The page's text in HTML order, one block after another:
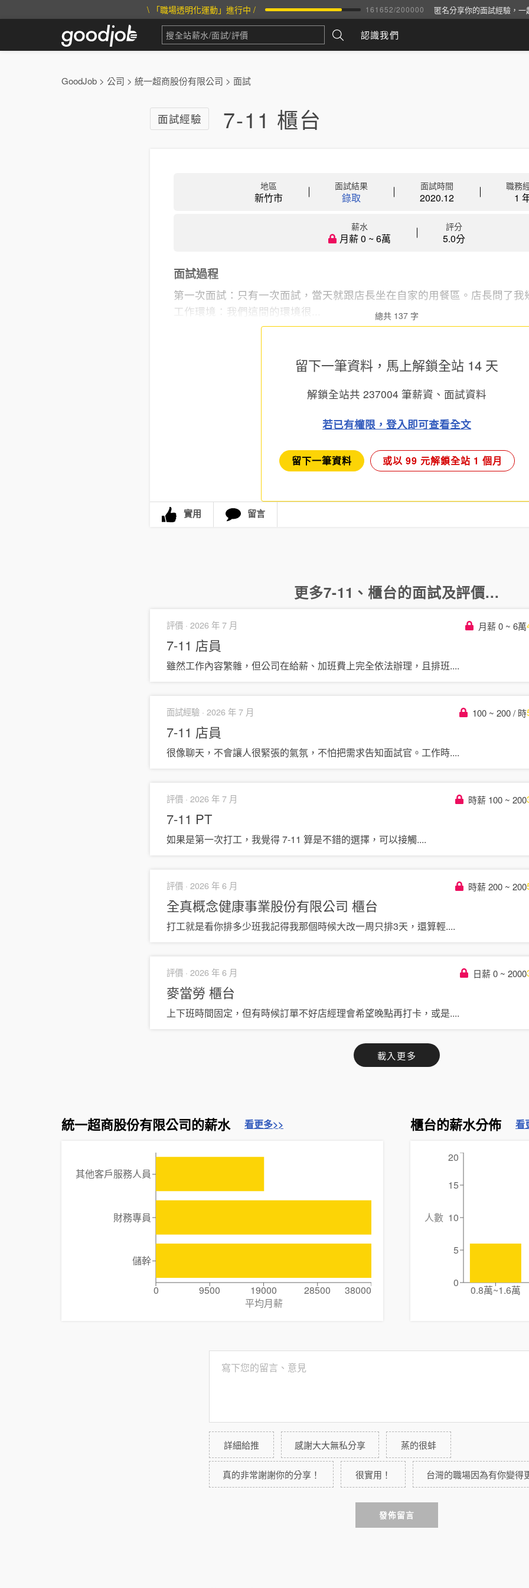
\ 「職場透明化運動」進行中 / 161652/200000 匿名分享你的面試經驗，
認識我們
GoodJob > 公司 > 統一超商股份有限公司 > 面試
面試經驗 7-11 櫃台
地區
新竹市
面試結果
錄取
面試時間
2020.12
職務
1
薪水
月薪 0 ~ 6萬
評分
5.0分
面試過程
第一次面試：只有一次面試，當天就跟店長坐在自家的用餐區。店長問了
工作環境：我們這間的環境很...
總共 137 字
留下一筆資料，馬上解鎖全站 14 天
解鎖全站共 237004 筆薪資、面試資料
若已有權限，登入即可查看全文
留下一筆資料 或以 99 元解鎖全站 1 個月
實用 留言
更多7-11 、櫃台的面試及評價...
評價 · 2026 年 7 月 月薪 0 ~ 6萬
7-11 店員
雖然工作內容繁雜，但公司在給薪、加班費上完全依法辦理，且排班....
面試經驗 · 2026 年 7 月 100 ~ 200 / 時
7-11 店員
很像聊天，不會讓人很緊張的氣氛，不怕把需求告知面試官。工作時....
評價 · 2026 年 7 月 時薪 100 ~ 200
7-11 PT
如果是第一次打工，我覺得 7-11 算是不錯的選擇，可以接觸....
評價 · 2026 年 6 月 時薪 200 ~ 200
全真概念健康事業股份有限公司 櫃台
打工就是看你排多少班我記得我那個時候大改一周只排3天，還算輕....
評價 · 2026 年 6 月 日薪 0 ~ 2000
麥當勞 櫃台
上下班時間固定，但有時候訂單不好店經理會希望晚點再打卡，或是....
載入更多
統一超商股份有限公司的薪水 看更多>>
0 9500 19000 28500
38000
平均月薪
其他客戶服務人員
財務專員
儲幹
櫃台的薪水分佈 看
0.8萬~1.6萬
0
5
10
15
20
人數
詳細給推 感謝大大無私分享 蒸的很蚌
真的非常謝謝你的分享！ 很實用！ 台灣的職場因為有你變得
發佈留言